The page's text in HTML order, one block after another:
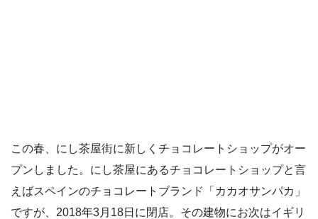
この春、にし茶屋街に新しくチョコレートショップがオー
プンしました。にし茶屋にあるチョコレートショップと言
えばスペインのチョコレートブランド「カカオサンパカ」
ですが、2018年3月18日に閉店。その建物にお次はイギリ